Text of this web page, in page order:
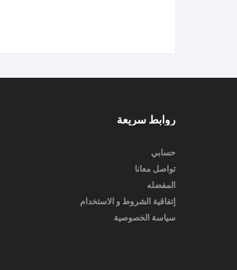
روابط سريعة
حسابي
تواصل معانا
المفضله
إتفاقية الشروط و الاستخدام
سياسة الخصوصية